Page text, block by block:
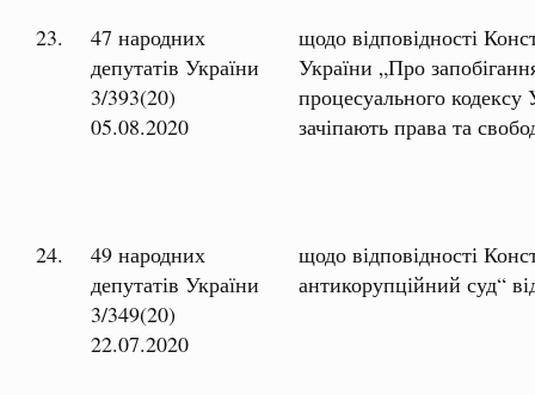
23.
47 народних
депутатів України
3/393(20)
05.08.2020
щодо відповідності
України „Про
процесуального
зачіпають права та
24.
49 народних
депутатів України
3/349(20)
22.07.2020
щодо відповідності
антикорупційний суд“